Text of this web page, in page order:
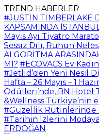
TREND HABERLER
#JUSTIN TIMBERLAKE
KAPSAMINDA
Mayıs Ayı Tiyatro
Sessiz Dili, Ruhun
ALGORİTMA
Mİ? #ECOVACS Ev
#Jetlid’den Yeni Nesil
Hafta – 26 Mayıs – 1
Ödülleri’nde, BN Hotel
&Wellness Türkiye’nin
#Güzellik Rutinlerinde
#Tarihin İzlerini Modaya
ERDOĞAN